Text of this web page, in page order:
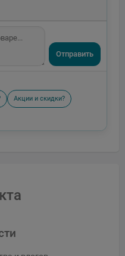
Отправить
Акции и скидки?